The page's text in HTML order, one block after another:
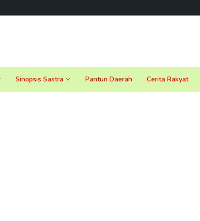
Sinopsis Sastra Pantun Daerah Cerita Rakyat